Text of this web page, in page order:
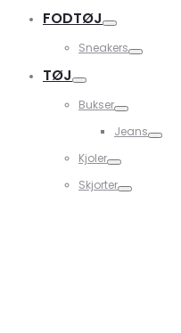
FODTØJ
Sneakers
TØJ
Bukser
Jeans
Kjoler
Skjorter